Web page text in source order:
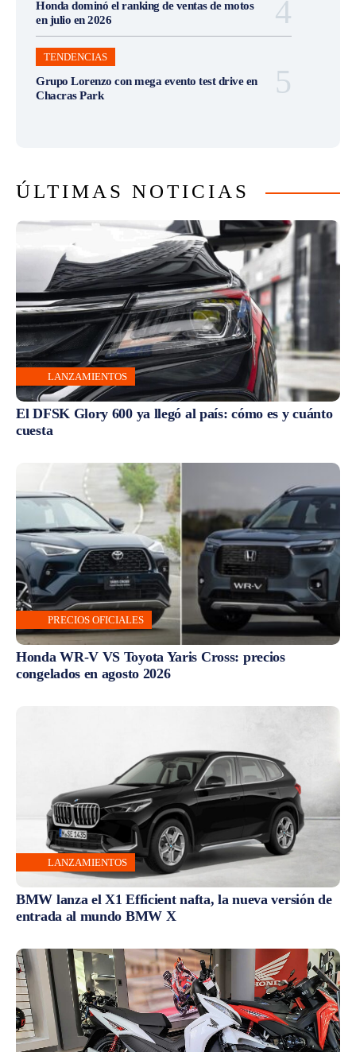
Honda dominó el ranking de ventas de motos
en julio en 2026
TENDENCIAS
Grupo Lorenzo con mega evento test drive en
Chacras Park
ÚLTIMAS NOTICIAS
LANZAMIENTOS
El DFSK Glory 600 ya llegó al país: cómo es y cuánto
cuesta
PRECIOS OFICIALES
Honda WR-V VS Toyota Yaris Cross: precios
congelados en agosto 2026
LANZAMIENTOS
BMW lanza el X1 Efficient nafta, la nueva versión de
entrada al mundo BMW X